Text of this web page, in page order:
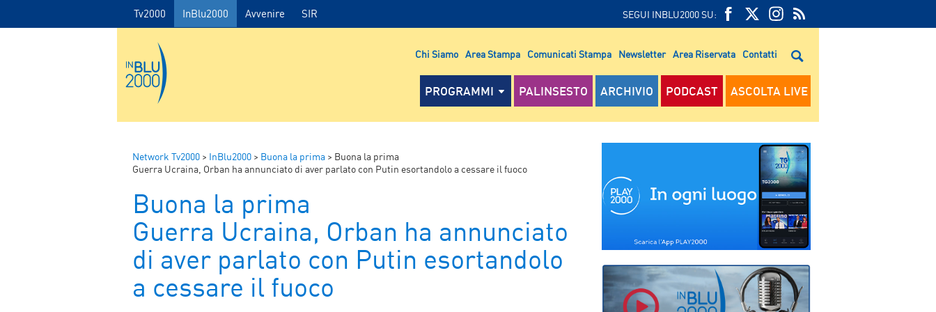
Tv2000 InBlu2000 Avvenire SIR SEGUI INBLU2000 SU:
FEED
RSS
RSS
Chi Siamo Area Stampa Comunicati Stampa Newsletter Area Riservata Contatti
PROGRAMMI PALINSESTO ARCHIVIO PODCAST ASCOLTA LIVE
Network Tv2000 > InBlu2000 > Buona la prima > Buona la prima
Guerra Ucraina, Orban ha annunciato di aver parlato con Putin esortandolo a cessare il fuoco
Buona la prima
Guerra Ucraina, Orban ha annunciato
di aver parlato con Putin esortandolo
a cessare il fuoco